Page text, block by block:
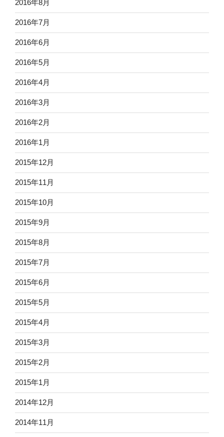
2016年8月
2016年7月
2016年6月
2016年5月
2016年4月
2016年3月
2016年2月
2016年1月
2015年12月
2015年11月
2015年10月
2015年9月
2015年8月
2015年7月
2015年6月
2015年5月
2015年4月
2015年3月
2015年2月
2015年1月
2014年12月
2014年11月